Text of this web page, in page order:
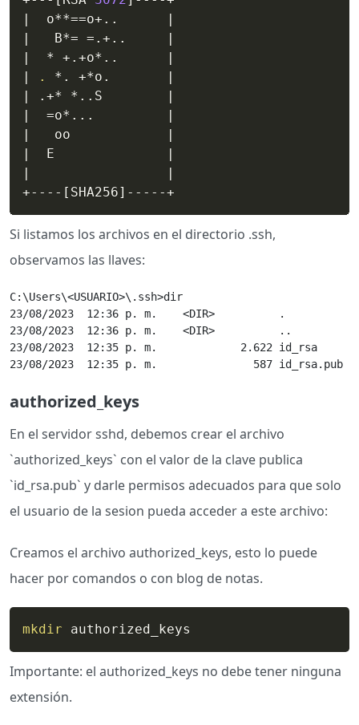
|
  o**
==o+ ..
|
|
   B*
= = .+ ..
|
|
  * +.+o*
..
|
|
. *. +*o.
|
|
.+* * .. S
|
|
=o* .. .
|
|
   oo
|
|
  E
|
|
|
+---- [ SHA256] -----+
Si listamos los archivos en el directorio .ssh,
observamos las llaves:
C:\Users\<USUARIO>\.ssh>dir
23/08/2023  12:36 p. m.    <DIR>          .
23/08/2023  12:36 p. m.    <DIR>          ..
23/08/2023  12:35 p. m.             2.622 id_rsa
23/08/2023  12:35 p. m.               587 id_rsa.pub
authorized_keys
En el servidor sshd, debemos crear el archivo
`authorized_keys` con el valor de la clave publica
`id_rsa.pub` y darle permisos adecuados para que solo
el usuario de la sesion pueda acceder a este archivo:
Creamos el archivo authorized_keys, esto lo puede
hacer por comandos o con blog de notas.
mkdir authorized_keys
Importante: el authorized_keys no debe tener ninguna
extensión.